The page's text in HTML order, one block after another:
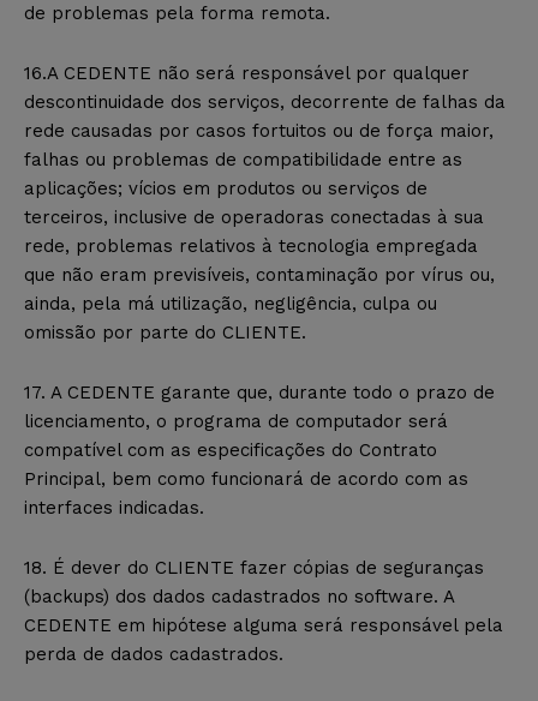
de problemas pela forma remota.
16.A CEDENTE não será responsável por qualquer
descontinuidade dos serviços, decorrente de falhas da
rede causadas por casos fortuitos ou de força maior,
falhas ou problemas de compatibilidade entre as
aplicações; vícios em produtos ou serviços de
terceiros, inclusive de operadoras conectadas à sua
rede, problemas relativos à tecnologia empregada
que não eram previsíveis, contaminação por vírus ou,
ainda, pela má utilização, negligência, culpa ou
omissão por parte do CLIENTE.
17. A CEDENTE garante que, durante todo o prazo de
licenciamento, o programa de computador será
compatível com as especificações do Contrato
Principal, bem como funcionará de acordo com as
interfaces indicadas.
18. É dever do CLIENTE fazer cópias de seguranças
(backups) dos dados cadastrados no software. A
CEDENTE em hipótese alguma será responsável pela
perda de dados cadastrados.